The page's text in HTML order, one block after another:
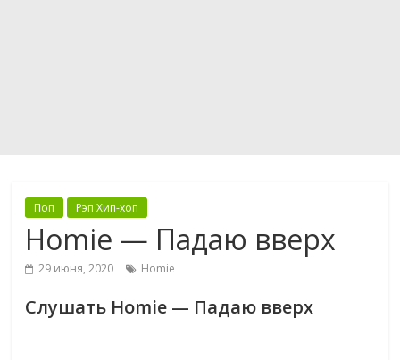
Поп Рэп Хип-хоп
Homie — Падаю вверх
29 июня, 2020 Homie
Слушать Homie — Падаю вверх